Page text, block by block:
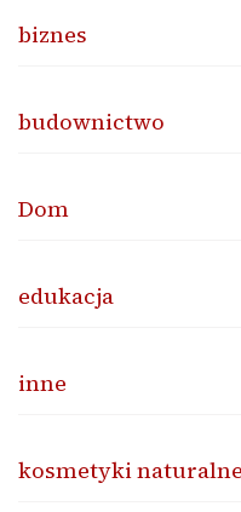
biznes
budownictwo
Dom
edukacja
inne
kosmetyki naturalne